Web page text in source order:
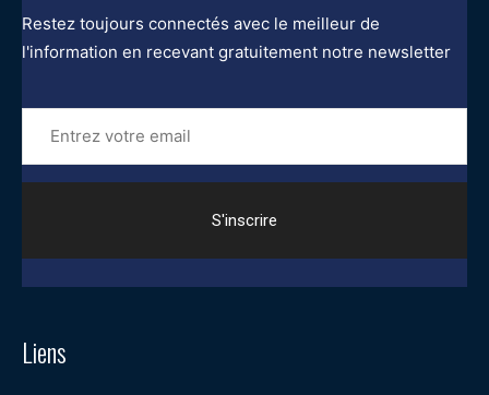
Restez toujours connectés avec le meilleur de
l'information en recevant gratuitement notre newsletter
Entrez
votre
email
Liens